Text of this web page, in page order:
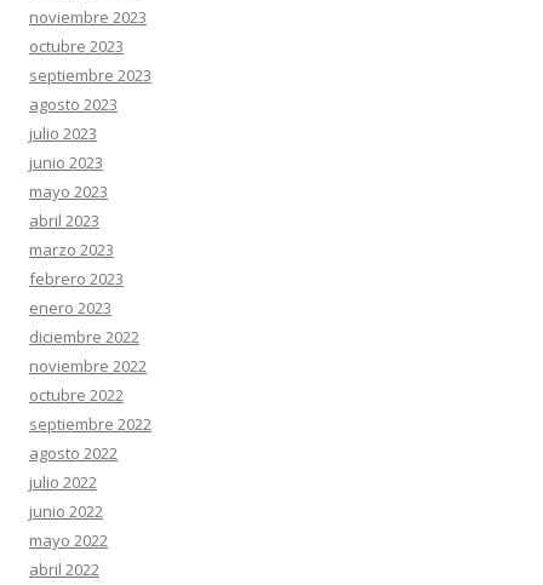
noviembre 2023
octubre 2023
septiembre 2023
agosto 2023
julio 2023
junio 2023
mayo 2023
abril 2023
marzo 2023
febrero 2023
enero 2023
diciembre 2022
noviembre 2022
octubre 2022
septiembre 2022
agosto 2022
julio 2022
junio 2022
mayo 2022
abril 2022